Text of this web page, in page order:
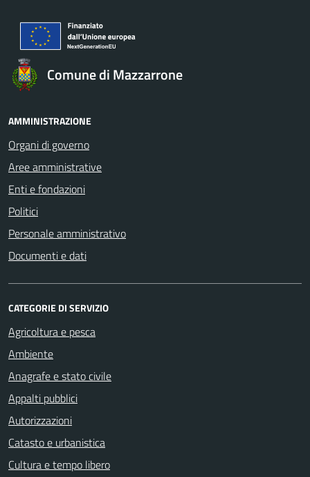
Comune di Mazzarrone
AMMINISTRAZIONE
Organi di governo
Aree amministrative
Enti e fondazioni
Politici
Personale amministrativo
Documenti e dati
CATEGORIE DI SERVIZIO
Agricoltura e pesca
Ambiente
Anagrafe e stato civile
Appalti pubblici
Autorizzazioni
Catasto e urbanistica
Cultura e tempo libero